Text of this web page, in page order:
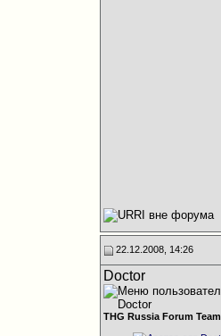
22.12.2008, 14:26
Doctor
THG Russia Forum Team